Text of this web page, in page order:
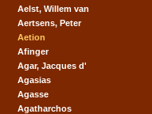
Aelst, Willem van
Aertsens, Peter
Aetion
Afinger
Agar, Jacques d'
Agasias
Agasse
Agatharchos